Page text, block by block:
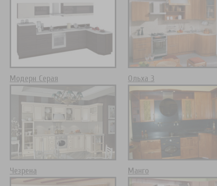
Модерн Серая Ольха 3
Чезрена Манго